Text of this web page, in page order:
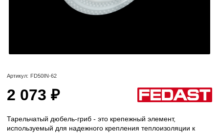
Артикул: FD50IN-62
2 073 ₽
Тарельчатый дюбель-гриб - это крепежный элемент,
используемый для надежного крепления теплоизоляции к